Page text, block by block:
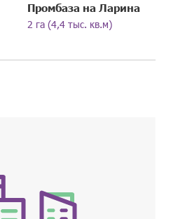
Промбаза на Ларина
2 га (4,4 тыс. кв.м)